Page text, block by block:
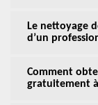
Le nettoyage
d’un
Comment
gratuitement